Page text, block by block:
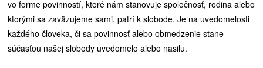
vo forme povinností, ktoré nám stanovuje spoločnosť, rodina alebo
ktorými sa zaväzujeme sami, patrí k slobode. Je na uvedomelosti
každého človeka, či sa povinnosť alebo obmedzenie stane
súčasťou našej slobody uvedomelo alebo nasilu.